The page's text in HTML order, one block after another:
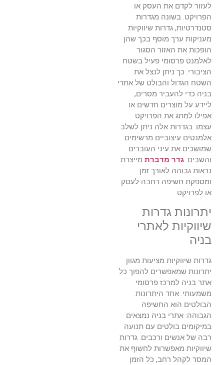
לעזור לקדם את העסק או
הפרויקט. בשונה מגדרות
סטנדרטיות, גדרות שיווקיות
מעניקות ערך מוסף בכך שהן
הופכות את האזור הסגור
לאלמנט פרסומי פעיל בשטח
הציבורי. כך ניתן לנצל את
השטח הגדול והבולט של אתרי
בניה כדי להעביר מסרים,
ליידע על מוצרים חדשים או
אפילו למתג את הפרויקט
עצמו. בגדרות אלה ניתן לשלב
אלמנטים עיצוביים מרשימים
שמושכים את עיני העוברים
והשבים. גדר מדברת מייצרת
נראות גבוהה לאורך זמן
ומספקת חשיפה רחבה לעסק
או לפרויקט.
יתרונות גדרות
שיווקיות לאתרי
בניה
גדרות שיווקיות מציעות מגוון
יתרונות שמאפשרים להפוך כל
אתר בניה למרכז פרסומי
משמעותי. אחד היתרונות
הבולטים הוא החשיפה
הגבוהה: אתרי בניה נמצאים
במיקומים בולטים עם תנועה
רבה של אנשים ורכבים. גדרות
שיווקיות מאפשרות לחשוף את
המסר לקהל רחב, כל הזמן